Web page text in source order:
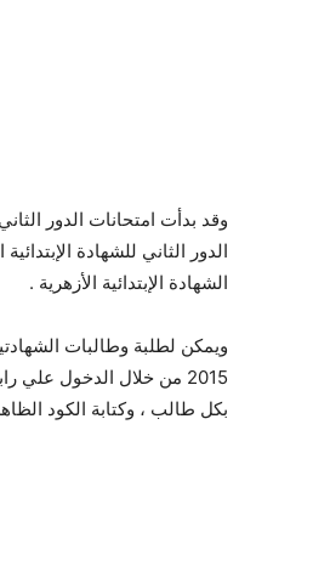
الشهادة الإبتدائية الأزهرية .
ويمكن لطلبة وطالبات
2015 من خلال الدخول
بكل طالب ، وكتابة الكود